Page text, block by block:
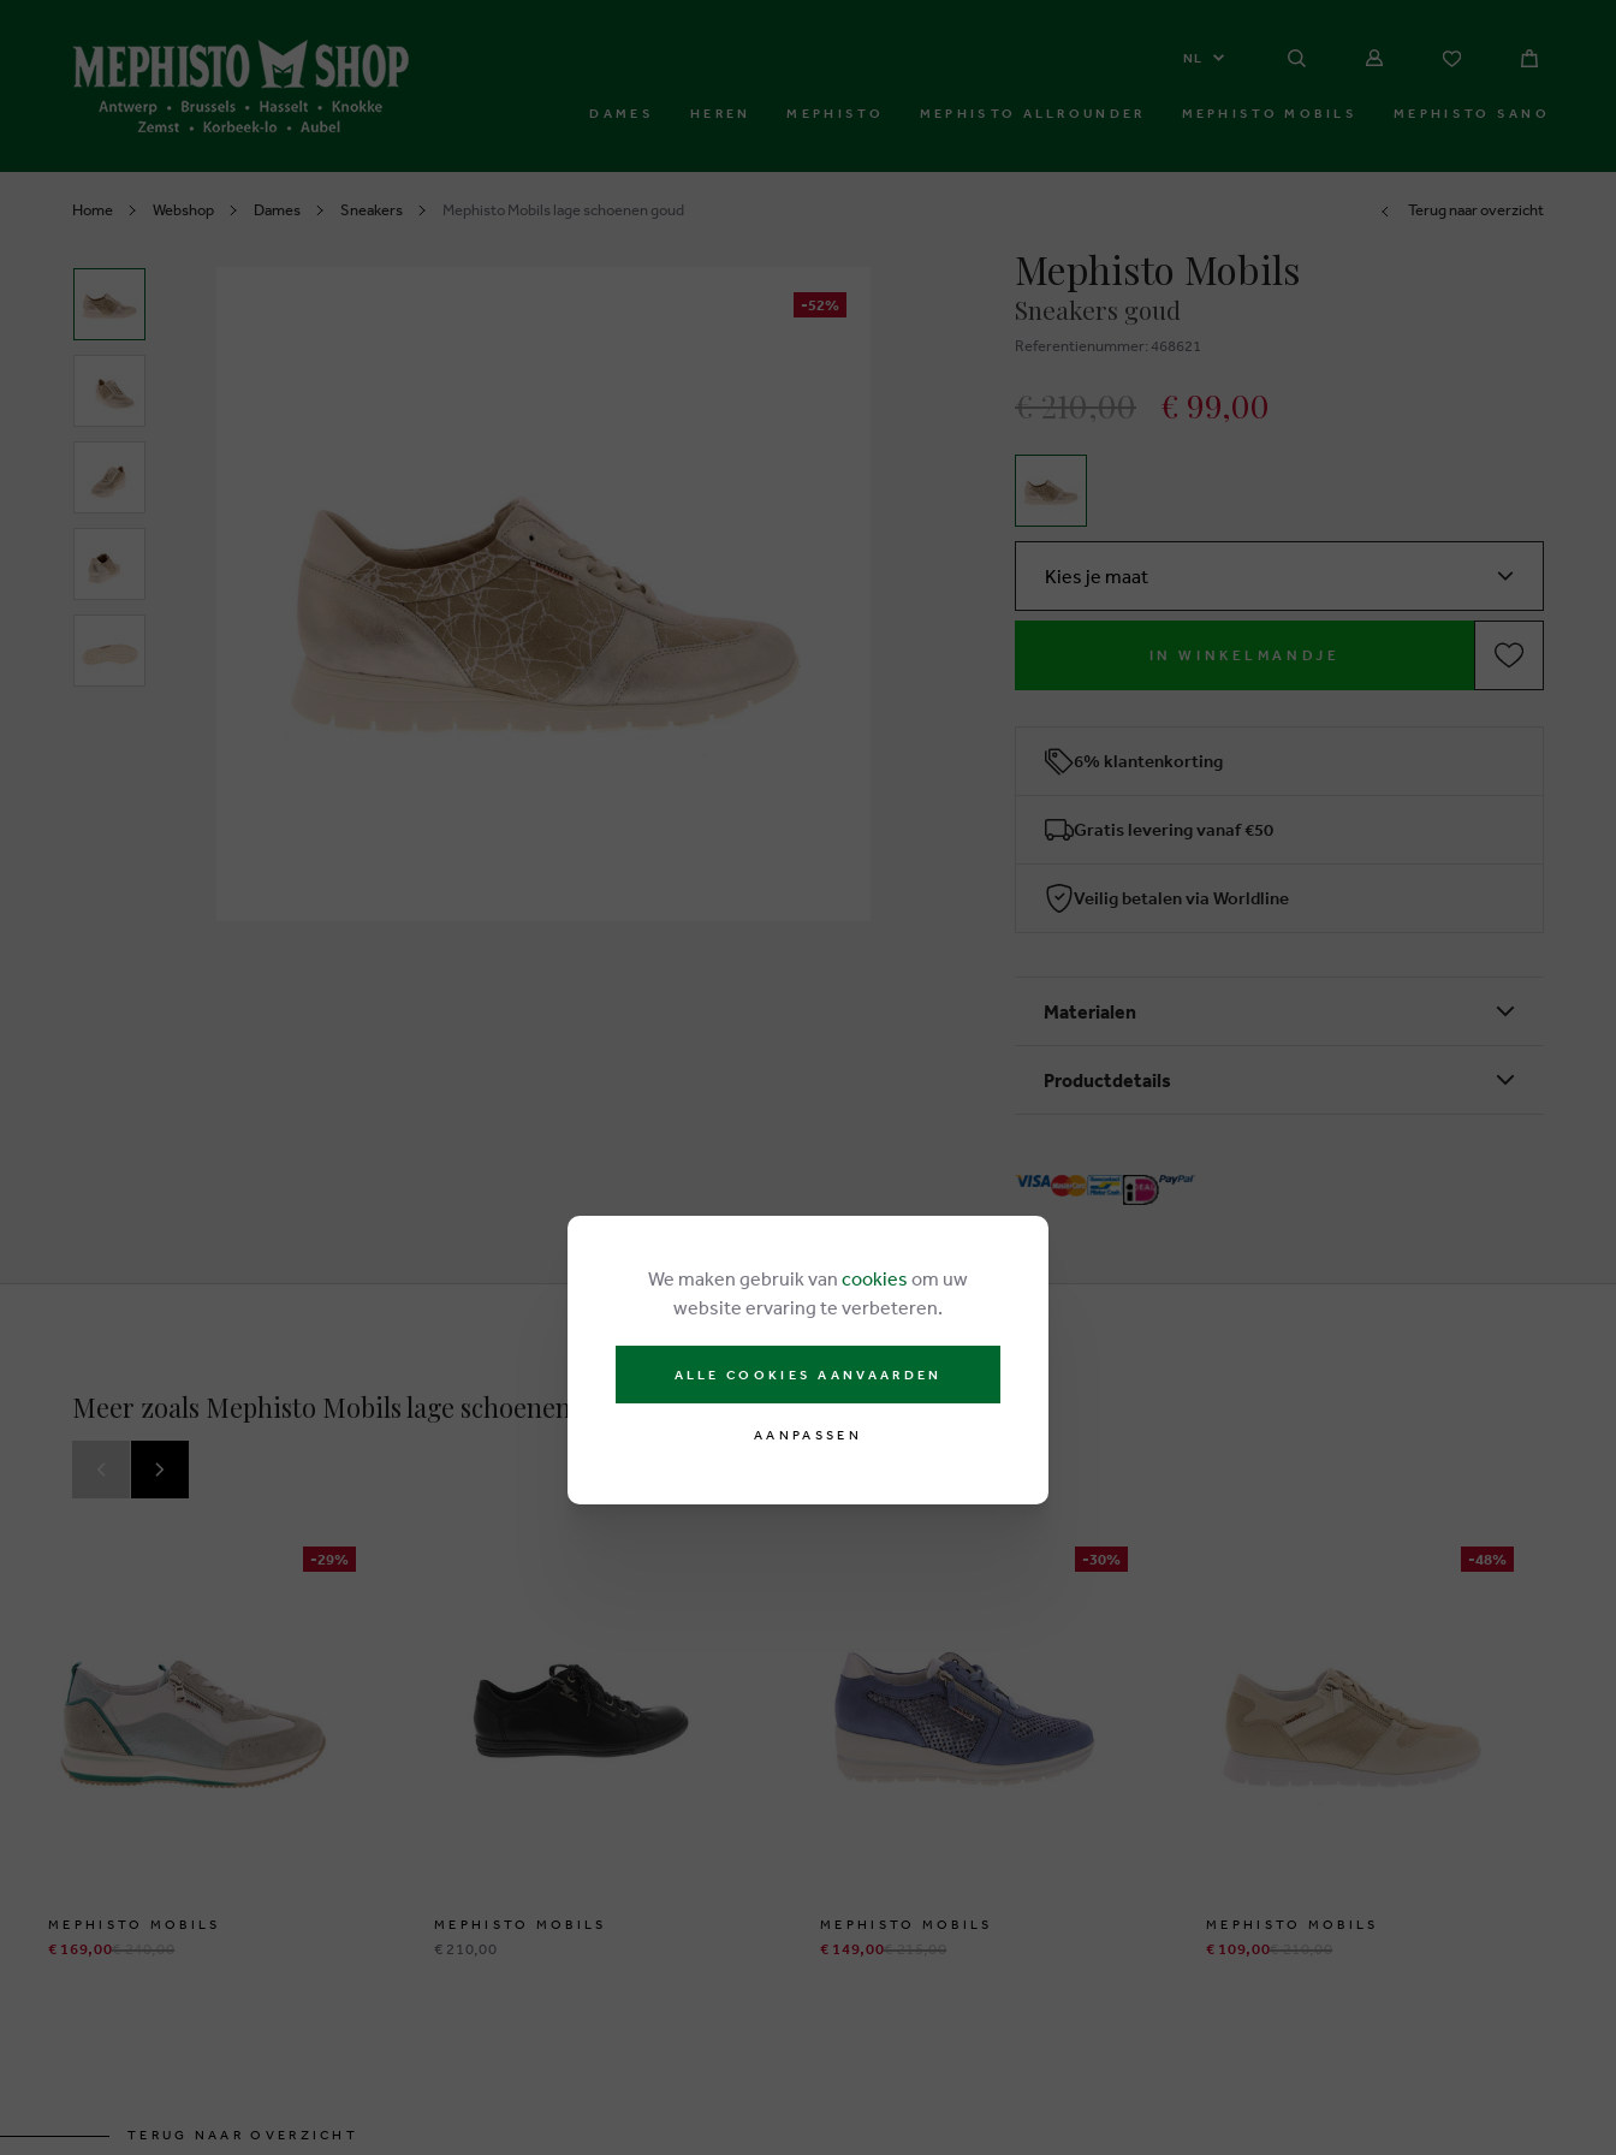
NL
DAMES HEREN MEPHISTO MEPHISTO ALLROUNDER MEPHISTO MOBILS MEPHISTO SANO
Home Webshop Dames Sneakers Mephisto Mobils lage schoenen goud Terug naar overzicht
Mephisto Mobils
Sneakers goud
Referentienummer: 468621
-52%
€ 210,00 € 99,00
Kies je maat
IN WINKELMANDJE
6% klantenkorting
Gratis levering vanaf €50
Veilig betalen via Worldline
Materialen
Productdetails
Meer zoals Mephisto Mobils lage schoenen goud
-29%
MEPHISTO MOBILS
€ 169,00€ 240,00
MEPHISTO MOBILS
€ 210,00
-30%
MEPHISTO MOBILS
€ 149,00€ 215,00
-48%
MEPHISTO MOBILS
€ 109,00€ 210,00
TERUG NAAR OVERZICHT
We maken gebruik van cookies om uw
website ervaring te verbeteren.
ALLE COOKIES AANVAARDEN
AANPASSEN